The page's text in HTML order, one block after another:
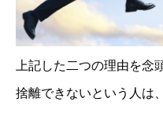
上記した二つの理由を
捨離できないという人は